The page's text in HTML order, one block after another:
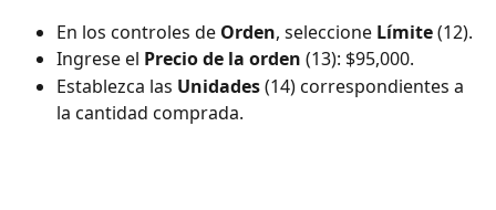
En los controles de Orden, seleccione Límite (12).
Ingrese el Precio de la orden (13): $95,000.
Establezca las Unidades (14) correspondientes a
la cantidad comprada.